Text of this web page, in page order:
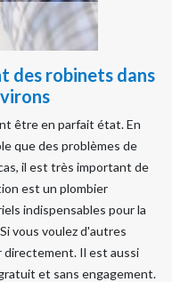
des robinets dans
être en parfait état. En
que des problèmes de
il est très important de
est un plombier
indispensables pour la
vous voulez d'autres
directement. Il est aussi
et sans engagement.